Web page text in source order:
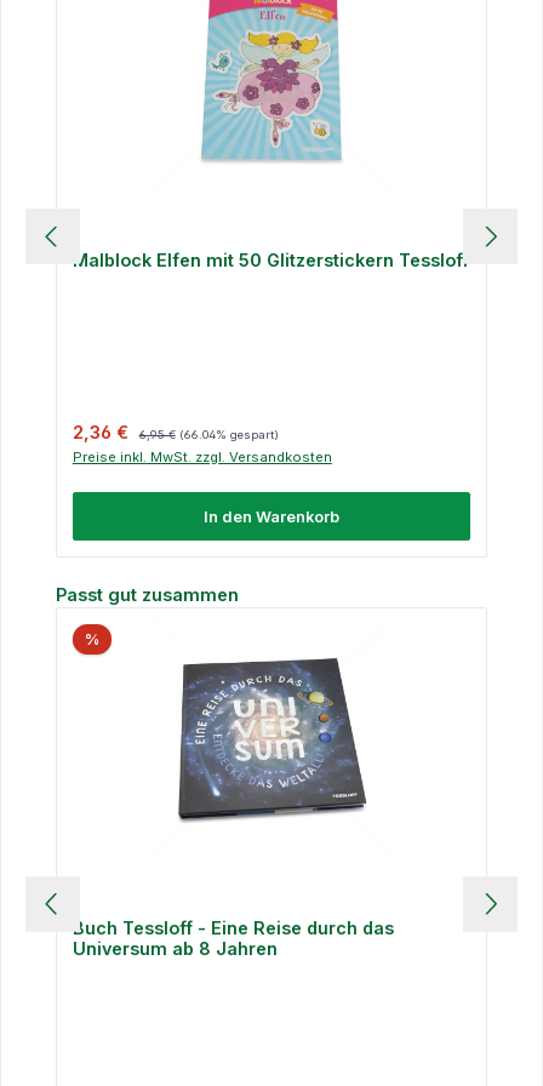
Malblock Elfen mit 50 Glitzerstickern Tessloff
Verkaufspreis:
2,36 € 6,95 € (66.04% gespart)
Preise inkl. MwSt. zzgl. Versandkosten
In den Warenkorb
Produktgalerie überspringen
Passt gut zusammen
%
Buch Tessloff - Eine Reise durch das
Universum ab 8 Jahren